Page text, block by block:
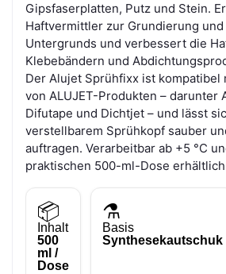
Gipsfaserplatten, Putz und Stein.
Haftvermittler zur Grundierung
Untergrunds und verbessert die
Klebebändern und
Der Alujet Sprühfixx ist kompatibel
von ALUJET-Produkten – darunter
Difutape und Dichtjet – und lässt
verstellbarem Sprühkopf sauber
auftragen. Verarbeitbar ab +5 °C
praktischen 500-ml-Dose
📦
Inhalt
500
ml /
Dose
⚗️
Basis
Synthesekautschuk